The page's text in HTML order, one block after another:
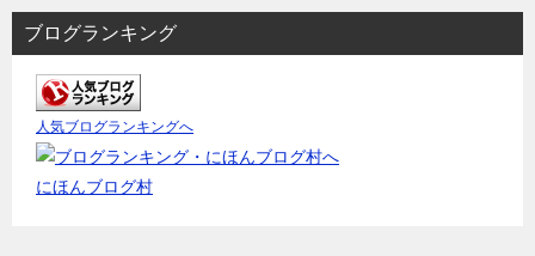
ブログランキング
人気ブログランキングへ
にほんブログ村